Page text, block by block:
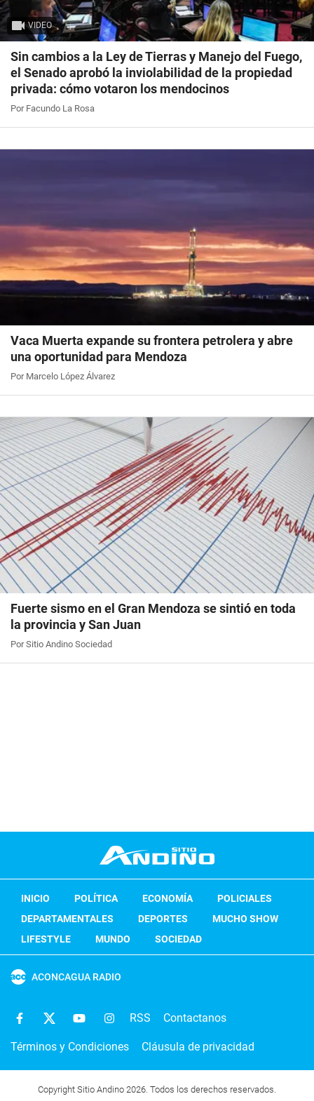
VIDEO
Sin cambios a la Ley de Tierras y Manejo del Fuego,
el Senado aprobó la inviolabilidad de la propiedad
privada: cómo votaron los mendocinos
Por Facundo La Rosa
Vaca Muerta expande su frontera petrolera y abre
una oportunidad para Mendoza
Por Marcelo López Álvarez
Fuerte sismo en el Gran Mendoza se sintió en toda
la provincia y San Juan
Por Sitio Andino Sociedad
INICIO POLÍTICA ECONOMÍA
POLICIALES
DEPARTAMENTALES
DEPORTES
MUCHO SHOW
LIFESTYLE
MUNDO SOCIEDAD
ACONCAGUA RADIO
RSS Contactanos
Términos y Condiciones Cláusula de privacidad
Copyright Sitio Andino 2026. Todos los derechos reservados.